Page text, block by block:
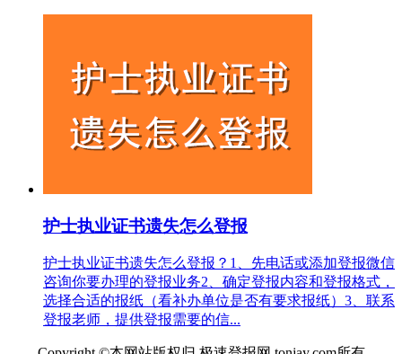
护士执业证书遗失怎么登报
护士执业证书遗失怎么登报？1、先电话或添加登报微信
咨询你要办理的登报业务2、确定登报内容和登报格式，
选择合适的报纸（看补办单位是否有要求报纸）3、联系
登报老师，提供登报需要的信...